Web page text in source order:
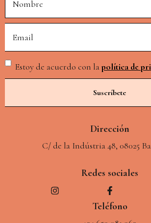
Estoy de acuerdo con lapolítica de
Suscríbete
Dirección
C/ de la Indústria 48, 08025
Redes sociales
Teléfono